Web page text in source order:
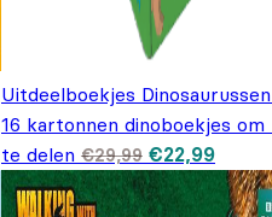
Uitdeelboekjes
16 kartonnen dinoboekjes om
te delen €29,99 prijs was:
€29,99.
€22,99
prijs